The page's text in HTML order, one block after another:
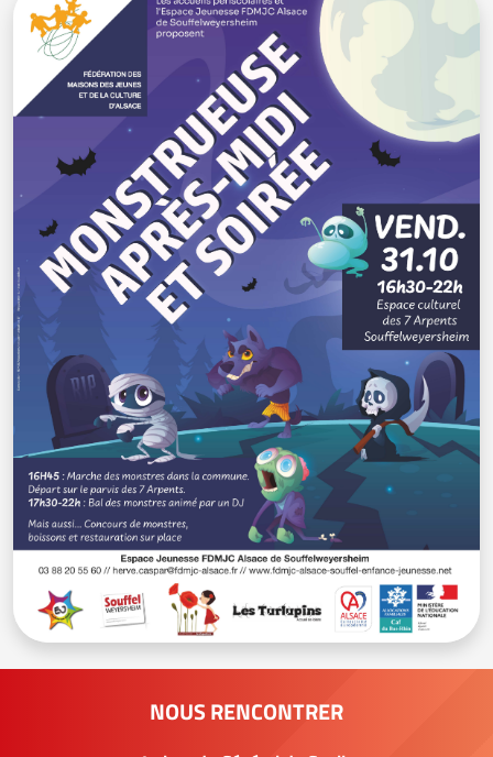
NOUS RENCONTRER